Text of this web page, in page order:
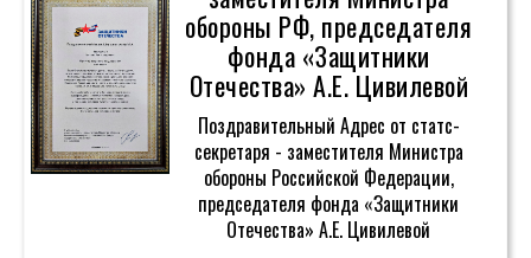
обороны РФ, председателя
фонда «Защитники
Отечества» А.Е. Цивилевой
Поздравительный Адрес от статс-
секретаря - заместителя Министра
обороны Российской Федерации,
председателя фонда «Защитники
Отечества» А.Е. Цивилевой